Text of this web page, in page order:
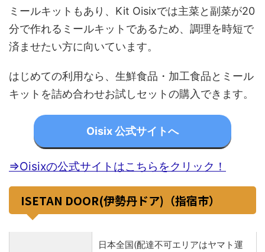
ミールキットもあり、Kit Oisixでは主菜と副菜が20
分で作れるミールキットであるため、調理を時短で
済ませたい方に向いています。
はじめての利用なら、生鮮食品・加工食品とミール
キットを詰め合わせお試しセットの購入できます。
Oisix 公式サイトへ
⇒Oisixの公式サイトはこちらをクリック！
ISETAN DOOR(伊勢丹ドア)（指宿市）
日本全国(配達不可エリアはヤマト運